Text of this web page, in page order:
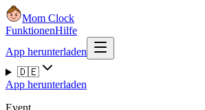
Mom Clock
FunktionenHilfe
App herunterladen
🇩🇪
App herunterladen
Event